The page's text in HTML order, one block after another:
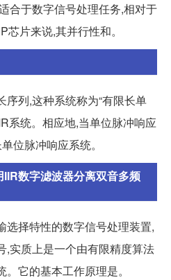
合于数字信号处理任务,相对于
片来说,其并行性和。
列,这种系统称为“有限长单
系统。相应地,当单位脉冲响应
位脉冲响应系统。
数字滤波器分离双音多频
选择特性的数字信号处理装置,
,实质上是一个由有限精度算法
它的基本工作原理是。